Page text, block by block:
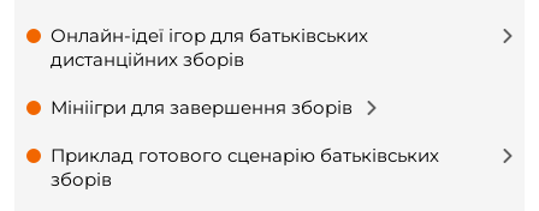
Онлайн-ідеї ігор для батьківських
дистанційних зборів
Мініігри для завершення зборів
Приклад готового сценарію батьківських
зборів